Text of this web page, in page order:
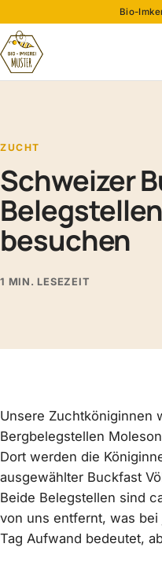
Bio-
ZUCHT
Schweizer
besuchen
1 MIN. LESEZEIT
Unsere Zuchtköniginnen
Bergbelegstellen
Dort werden die
ausgewählter Buckfast
Beide Belegstellen sind
von uns entfernt, was
Tag Aufwand bedeutet,